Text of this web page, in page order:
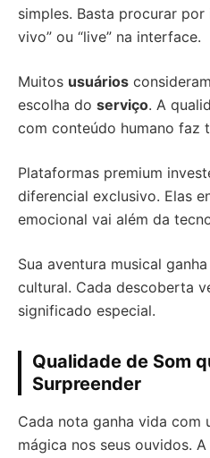
simples. Basta procurar
vivo” ou “live” na interface.
Muitos usuários
escolha do serviço. A
com conteúdo humano faz
Plataformas premium
diferencial exclusivo. Elas
emocional vai além da
Sua aventura musical
cultural. Cada descoberta
significado especial.
Qualidade de Som
Surpreender
Cada nota ganha vida com
mágica nos seus ouvidos.